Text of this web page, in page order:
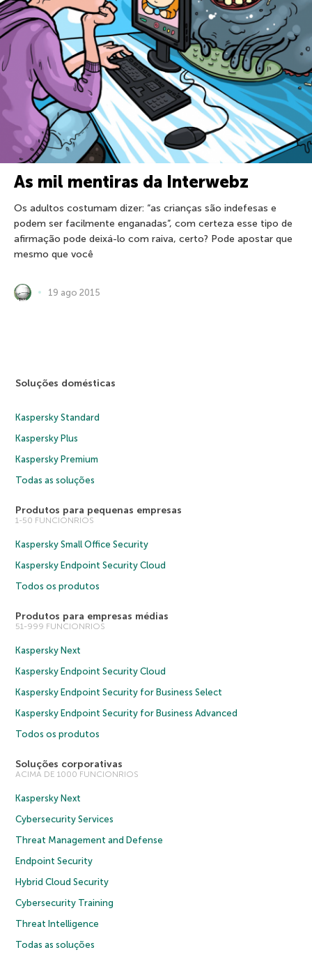
As mil mentiras da Interwebz
Os adultos costumam dizer: “as crianças são indefesas e
podem ser facilmente enganadas”, com certeza esse tipo de
afirmação pode deixá-lo com raiva, certo? Pode apostar que
mesmo que você
19 ago 2015
Soluções domésticas
Kaspersky Standard
Kaspersky Plus
Kaspersky Premium
Todas as soluções
Produtos para pequenas empresas
1-50 FUNCIONRIOS
Kaspersky Small Office Security
Kaspersky Endpoint Security Cloud
Todos os produtos
Produtos para empresas médias
51-999 FUNCIONRIOS
Kaspersky Next
Kaspersky Endpoint Security Cloud
Kaspersky Endpoint Security for Business Select
Kaspersky Endpoint Security for Business Advanced
Todos os produtos
Soluções corporativas
ACIMA DE 1000 FUNCIONRIOS
Kaspersky Next
Cybersecurity Services
Threat Management and Defense
Endpoint Security
Hybrid Cloud Security
Cybersecurity Training
Threat Intelligence
Todas as soluções